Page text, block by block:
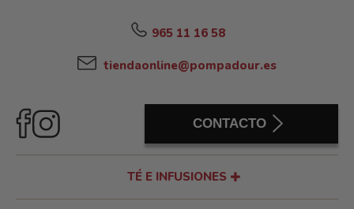
965 11 16 58
tiendaonline@pompadour.es
CONTACTO
TÉ E INFUSIONES